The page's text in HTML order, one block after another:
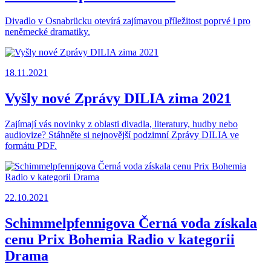
Divadlo v Osnabrücku otevírá zajímavou příležitost poprvé i pro
neněmecké dramatiky.
18.11.2021
Vyšly nové Zprávy DILIA zima 2021
Zajímají vás novinky z oblasti divadla, literatury, hudby nebo
audiovize? Stáhněte si nejnovější podzimní Zprávy DILIA ve
formátu PDF.
22.10.2021
Schimmelpfennigova Černá voda získala
cenu Prix Bohemia Radio v kategorii
Drama